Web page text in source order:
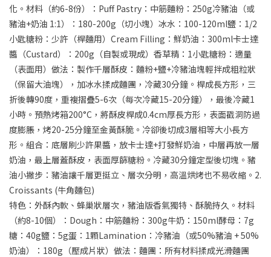
化。材料（約6-8份）：Puff Pastry：中筋麵粉：250g冷豬油（或
豬油+奶油 1:1）：180-200g（切小塊）冰水：100-120ml鹽：1/2
小匙糖粉：少許（桿麵用）Cream Filling：鮮奶油：300ml卡士達
醬（Custard）：200g（自製或現成）香草精：1小匙糖粉：適量
（表面用）做法：製作千層酥皮：麵粉+鹽+冷豬油塊輕拌成粗粒狀
（保留大油塊），加冰水揉成麵團，冷藏30分鐘。桿成長方形，三
折後轉90度，重複摺疊5-6次（每次冷藏15-20分鐘），最後冷藏1
小時。預熱烤箱200°C，將酥皮桿成0.4cm厚長方形，表面戳洞防過
度膨脹，烤20-25分鐘至金黃酥脆。冷卻後切成3層相等大小長方
形。組合：底層刷少許果醬，放卡士達+打發鮮奶油，中層再放一層
奶油，最上層蓋酥皮，表面厚篩糖粉。冷藏30分鐘定型後切塊。豬
油小撇步：豬油讓千層更挺立、層次分明，高溫烘烤也不易收縮。2.
Croissants (牛角麵包)
特色：外酥內軟、蜂巢狀層次，豬油版香氣獨特、酥脆持久。材料
（約8-10個）：Dough：中筋麵粉：300g牛奶：150ml酵母：7g
糖：40g鹽：5g蛋：1顆Lamination：冷豬油（或50%豬油 + 50%
奶油）：180g（壓成片狀）做法：麵團：所有材料揉成光滑麵團